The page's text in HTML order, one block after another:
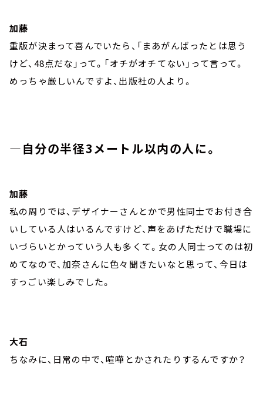
加藤
重版が決まって喜んでいたら、「まあがんばったとは思う
けど、48点だな」って。「オチがオチてない」って言って。
めっちゃ厳しいんですよ、出版社の人より。
―自分の半径3メートル以内の人に。
加藤
私の周りでは、デザイナーさんとかで男性同士でお付き合
いしている人はいるんですけど、声をあげただけで職場に
いづらいとかっていう人も多くて。女の人同士ってのは初
めてなので、加奈さんに色々聞きたいなと思って、今日は
すっごい楽しみでした。
大石
ちなみに、日常の中で、喧嘩とかされたりするんですか？